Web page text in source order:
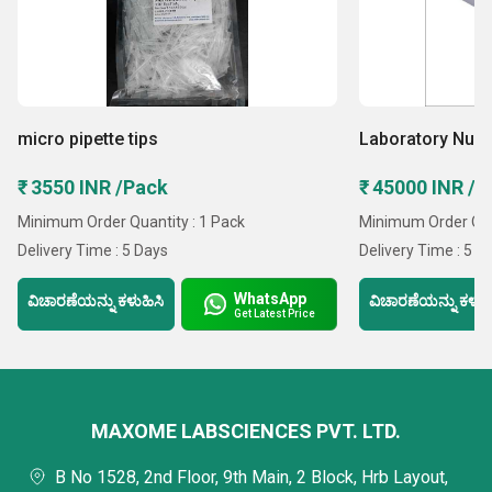
micro pipette tips
₹ 3550 INR /Pack
Minimum Order Quantity : 1 Pack
Delivery Time : 5 Days
ವಿಚಾರಣೆಯನ್ನು ಕಳುಹಿಸಿ WhatsApp
Get Latest Price
Laboratory
₹ 45000 INR /
Minimum Order
Delivery Time : 5
ವಿಚಾರಣೆಯನ್ನು
MAXOME LABSCIENCES PVT. LTD.
B No 1528, 2nd Floor, 9th Main, 2 Block, Hrb Layout,